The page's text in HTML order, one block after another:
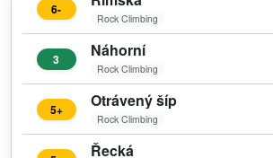
6-
Rock Climbing
3 Náhorní
Rock Climbing
5+ Otrávený šíp
Rock Climbing
Řecká